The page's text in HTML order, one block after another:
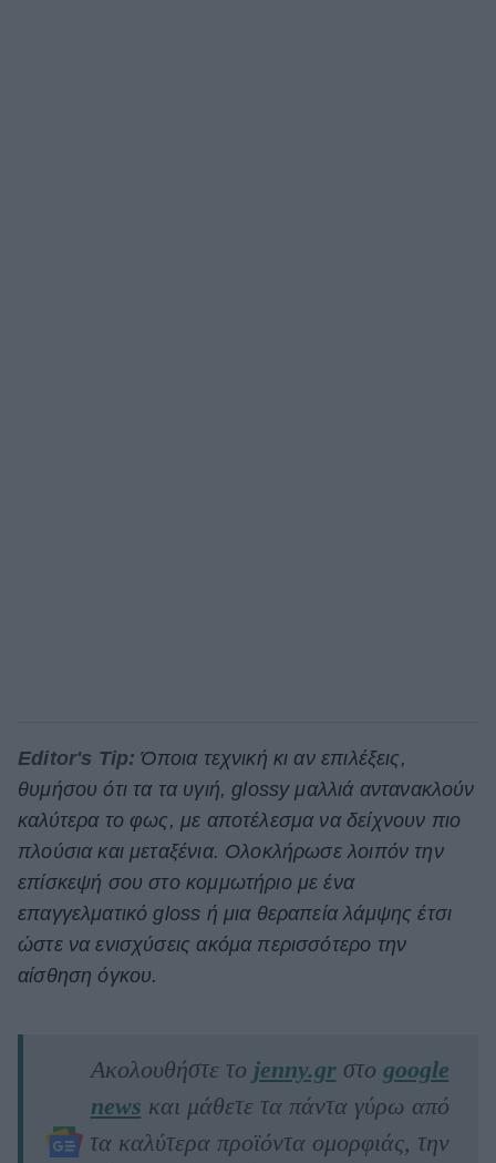
Editor's Tip: Όποια τεχνική κι αν επιλέξεις,
θυμήσου ότι τα τα υγιή, glossy μαλλιά αντανακλούν
καλύτερα το φως, με αποτέλεσμα να δείχνουν πιο
πλούσια και μεταξένια. Ολοκλήρωσε λοιπόν την
επίσκεψή σου στο κομμωτήριο με ένα
επαγγελματικό gloss ή μια θεραπεία λάμψης έτσι
ώστε να ενισχύσεις ακόμα περισσότερο την
αίσθηση όγκου.
Ακολουθήστε το jenny.grστο google
news και μάθετε τα πάντα γύρω από
τα καλύτερα προϊόντα ομορφιάς, την